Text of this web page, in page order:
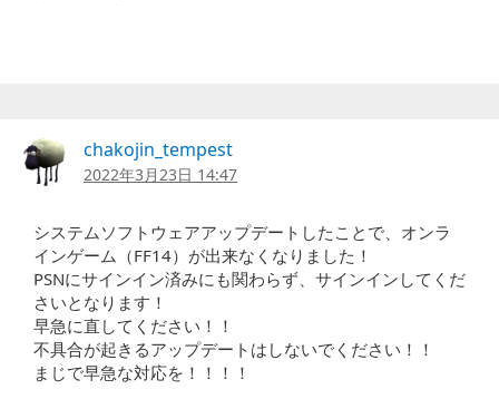
chakojin_tempest
2022年3月23日 14:47
システムソフトウェアアップデートしたことで、オンラ
インゲーム（FF14）が出来なくなりました！
PSNにサインイン済みにも関わらず、サインインしてくだ
さいとなります！
早急に直してください！！
不具合が起きるアップデートはしないでください！！
まじで早急な対応を！！！！